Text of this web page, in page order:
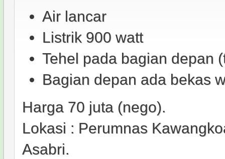
Air lancar
Listrik 900 watt
Tehel pada bagian depan
Bagian depan ada bekas
Harga 70 juta (nego).
Lokasi : Perumnas
Asabri.